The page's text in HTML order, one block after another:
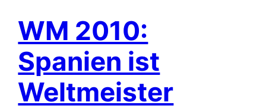
WM 2010:
Spanien ist
Weltmeister